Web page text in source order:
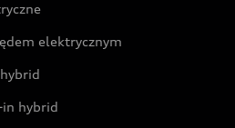
elektrycznym
hybrid